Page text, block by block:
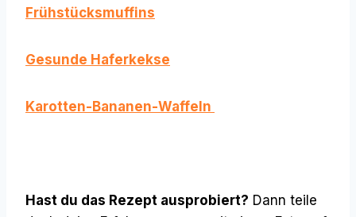
Frühstücksmuffins
Gesunde Haferkekse
Karotten-Bananen-Waffeln
Hast du das Rezept ausprobiert? Dann teile